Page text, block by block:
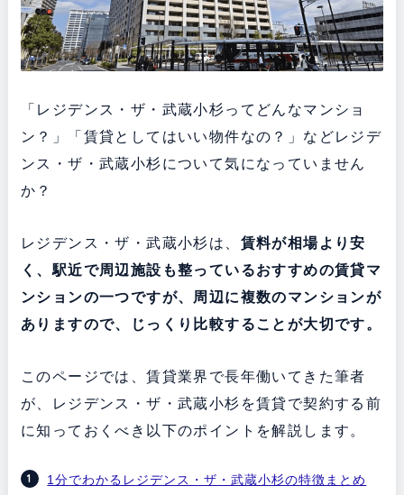
「レジデンス・ザ・武蔵小杉ってどんなマンショ
ン？」「賃貸としてはいい物件なの？」などレジデ
ンス・ザ・武蔵小杉について気になっていません
か？
レジデンス・ザ・武蔵小杉は、 賃料が相場より安
く、駅近で周辺施設も整っているおすすめの賃貸マ
ンションの一つですが、周辺に複数のマンションが
ありますので、じっくり比較することが大切です。
このページでは、賃貸業界で長年働いてきた筆者
が、レジデンス・ザ・武蔵小杉を賃貸で契約する前
に知っておくべき以下のポイントを解説します。
1分でわかるレジデンス・ザ・武蔵小杉の特徴まとめ